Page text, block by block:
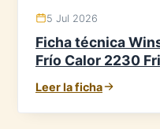
5 Jul 2026
Ficha técnica
Frío Calor 2230
Leer la ficha